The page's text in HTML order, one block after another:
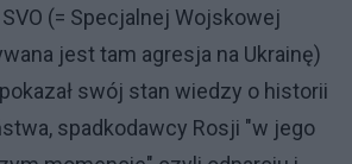
(= Specjalnej Wojskowej
jest tam agresja na Ukrainę)
swój stan wiedzy o historii
spadkodawcy Rosji "w jego